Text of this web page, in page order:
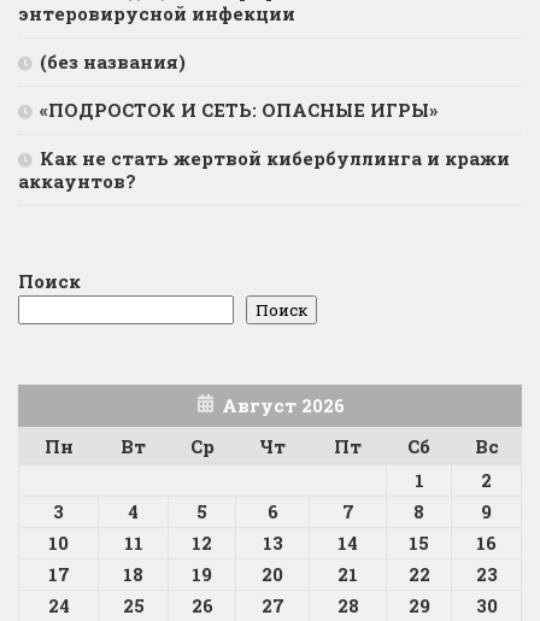
энтеровирусной инфекции
(без названия)
«ПОДРОСТОК И СЕТЬ: ОПАСНЫЕ ИГРЫ»
Как не стать жертвой кибербуллинга и кражи
аккаунтов?
Поиск
Поиск
Август 2026
Пн
Вт Ср Чт Пт Сб
Вс
1
2
3
4 5 6 7 8
9
10
11 12 13 14 15
16
17
18 19 20 21 22
23
24
25 26 27 28 29
30